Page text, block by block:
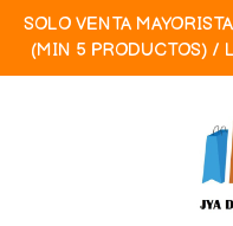
SOLO VENTA
(MIN 5 PRODUCTOS) /